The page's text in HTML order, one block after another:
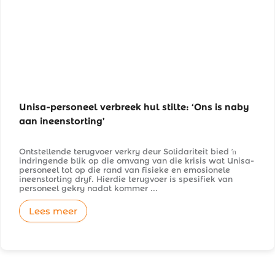
Unisa-personeel verbreek hul stilte: ‘Ons is naby
aan ineenstorting’
Ontstellende terugvoer verkry deur Solidariteit bied ŉ
indringende blik op die omvang van die krisis wat Unisa-
personeel tot op die rand van fisieke en emosionele
ineenstorting dryf. Hierdie terugvoer is spesifiek van
personeel gekry nadat kommer ...
Lees meer